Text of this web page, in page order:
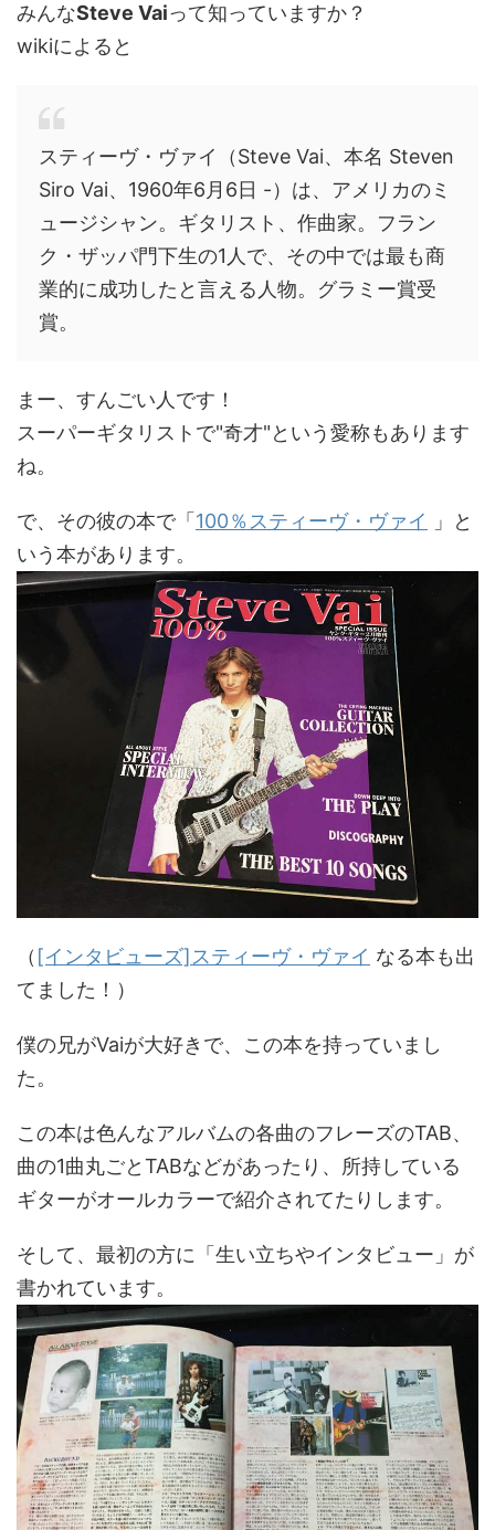
みんなSteve Vaiって知っていますか？
wikiによると
スティーヴ・ヴァイ（Steve Vai、本名 Steven
Siro Vai、1960年6月6日 -）は、アメリカのミ
ュージシャン。ギタリスト、作曲家。フラン
ク・ザッパ門下生の1人で、その中では最も商
業的に成功したと言える人物。グラミー賞受
賞。
まー、すんごい人です！
スーパーギタリストで"奇才"という愛称もあります
ね。
で、その彼の本で「 100％スティーヴ・ヴァイ
」と
いう本があります。
（ [インタビューズ]スティーヴ・ヴァイ なる本も出
てました！）
僕の兄がVaiが大好きで、この本を持っていまし
た。
この本は色んなアルバムの各曲のフレーズのTAB、
曲の1曲丸ごとTABなどがあったり、所持している
ギターがオールカラーで紹介されてたりします。
そして、最初の方に「生い立ちやインタビュー」が
書かれています。